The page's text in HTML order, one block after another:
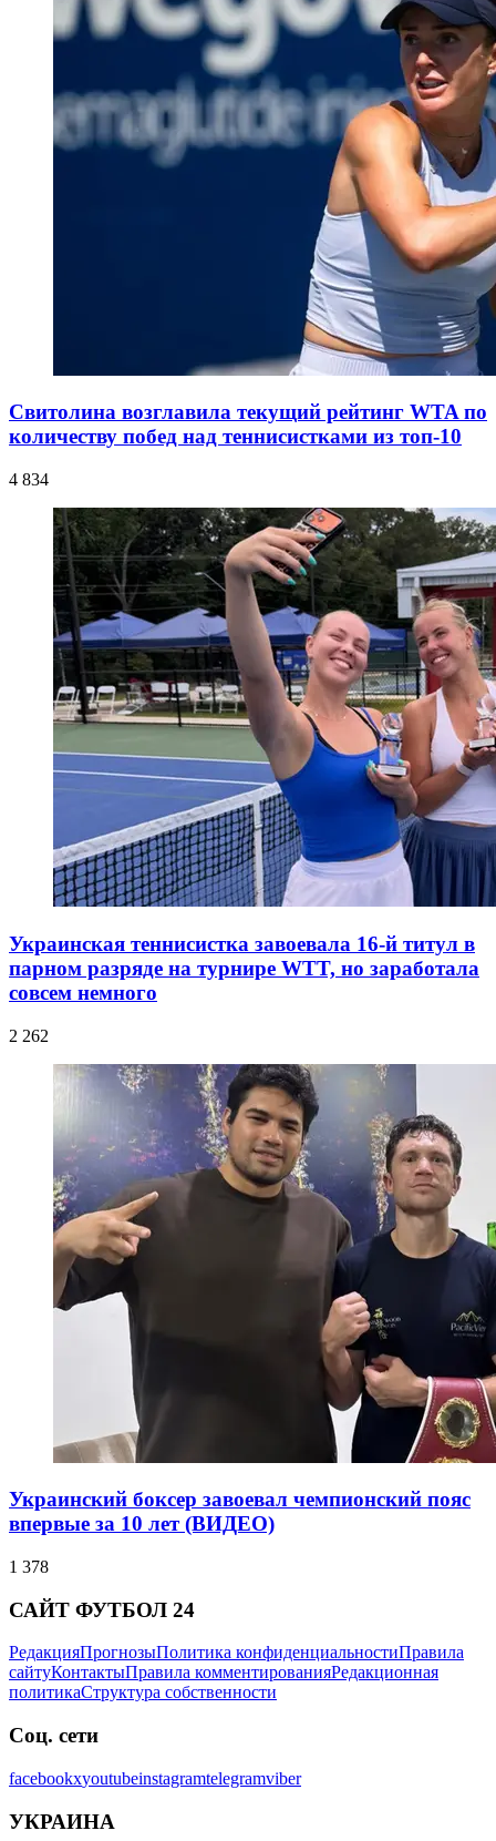
Свитолина возглавила текущий рейтинг WTA по
количеству побед над теннисистками из топ-10
4 834
Украинская теннисистка завоевала 16-й титул в
парном разряде на турнире WTT, но заработала
совсем немного
2 262
Украинский боксер завоевал чемпионский пояс
впервые за 10 лет (ВИДЕО)
1 378
САЙТ ФУТБОЛ 24
РедакцияПрогнозыПолитика конфиденциальностиПравила
сайтуКонтактыПравила комментированияРедакционная
политикаСтруктура собственности
Соц. сети
facebookxyoutubeinstagramtelegramviber
УКРАИНА